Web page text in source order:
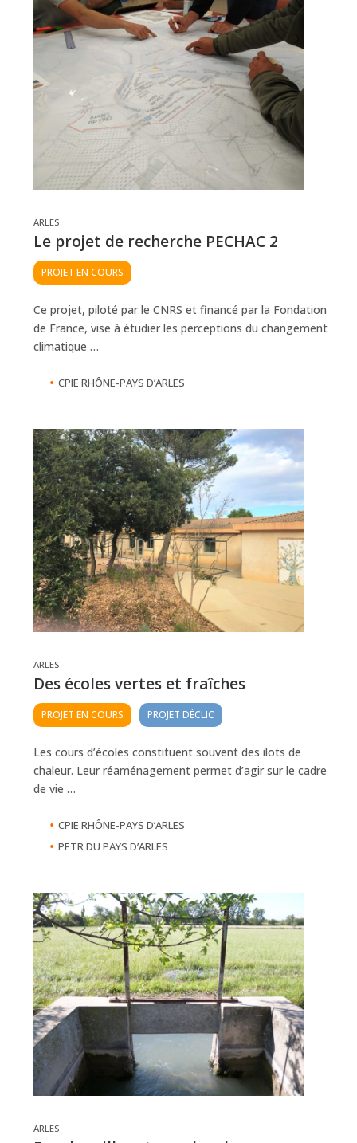
ARLES
Le projet de recherche PECHAC 2
PROJET EN COURS
Ce projet, piloté par le CNRS et financé par la Fondation
de France, vise à étudier les perceptions du changement
climatique …
• CPIE RHÔNE-PAYS D’ARLES
ARLES
Des écoles vertes et fraîches
PROJET EN COURS PROJET DÉCLIC
Les cours d’écoles constituent souvent des ilots de
chaleur. Leur réaménagement permet d’agir sur le cadre
de vie …
• CPIE RHÔNE-PAYS D’ARLES
• PETR DU PAYS D’ARLES
ARLES